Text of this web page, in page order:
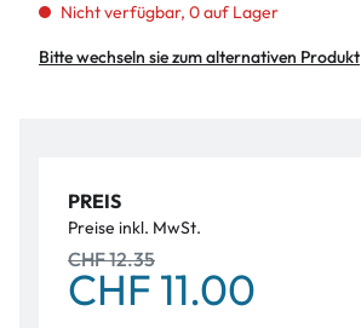
Nicht verfügbar, 0 auf Lager
Bitte wechseln sie zum alternativen Produkt
PREIS
Preise inkl. MwSt.
CHF 12.35
CHF 11.00